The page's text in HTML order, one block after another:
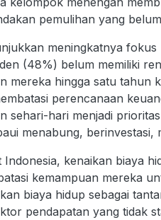
pemulihan yang
meningkatnya
(48%) belum memiliki
mereka hingga satu tahun
perencanaan
sehari-hari menjadi
menabung,
Indonesia, kenaikan biaya
kemampuan mereka
biaya hidup sebagai
pendapatan yang tidak